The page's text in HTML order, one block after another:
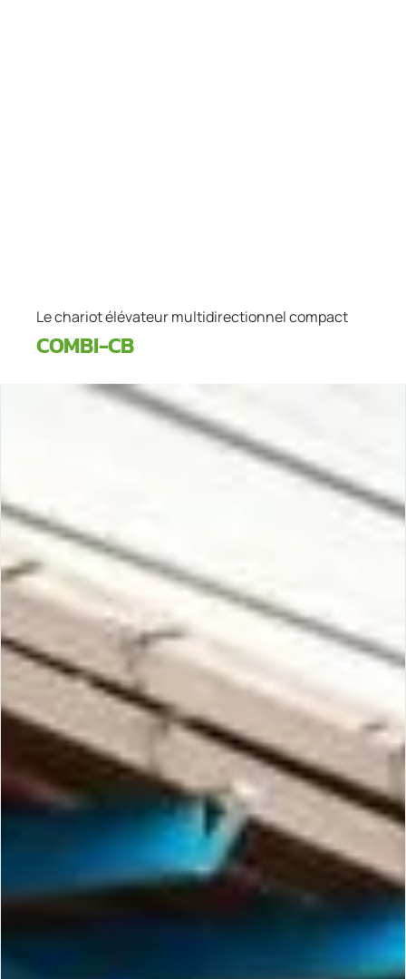
Le chariot élévateur multidirectionnel compact
COMBI-CB